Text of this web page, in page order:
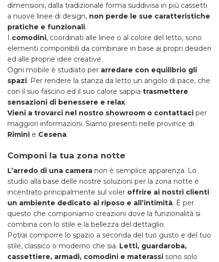
dimensioni, dalla tradizionale forma suddivisa in più cassetti
a nuove linee di design, non perde le sue caratteristiche
pratiche e funzionali.
comodini, coordinati alle linee o al colore del letto, sono
elementi componibili da combinare in base ai propri desideri
ed alle proprie idee creative.
Ogni mobile è studiato per arredare con equilibrio gli
spazi. Per rendere la stanza da letto un angolo di pace, che
con il suo fascino ed il suo calore sappia trasmettere
sensazioni di benessere e relax.
Vieni a trovarci nel nostro showroom o contattaci per
maggiori informazioni. Siamo presenti nelle province di
Rimini e Cesena.
Componi la tua zona notte
L’arredo di una camera non è semplice apparenza. Lo
studio alla base delle nostre soluzioni per la zona notte è
incentrato principalmente sul voler offrire ai nostri clienti
un ambiente dedicato al riposo e all’intimità. È per
questo che componiamo creazioni dove la funzionalità si
combina con lo stile e la bellezza del dettaglio.
Potrai comporre lo spazio a seconda del tuo gusto e del tuo
stile, classico o moderno che sia. Letti, guardaroba,
cassettiere, armadi, comodini e materassi sono solo